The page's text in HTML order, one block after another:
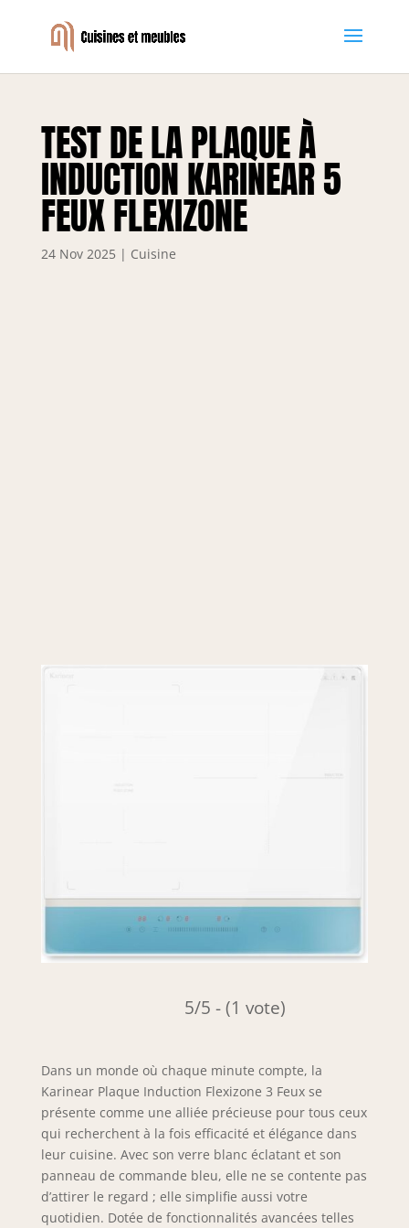
TEST DE LA PLAQUE À
INDUCTION KARINEAR 5
FEUX FLEXIZONE
24 Nov 2025 | Cuisine
5/5 - (1 vote)
Dans un monde où chaque minute compte, la
Karinear Plaque Induction Flexizone 3 Feux se
présente comme une alliée précieuse pour tous ceux
qui recherchent à la fois efficacité et élégance dans
leur cuisine. Avec son verre blanc éclatant et son
panneau de commande bleu, elle ne se contente pas
d’attirer le regard ; elle simplifie aussi votre
quotidien. Dotée de fonctionnalités avancées telles